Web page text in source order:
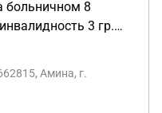
больничном 8
3 гр.
3 гр оплачивают
случае: с
Амина, г.